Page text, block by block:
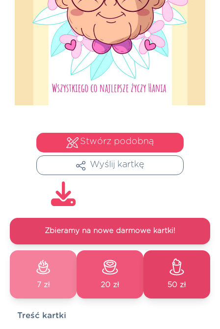
Stwórz podobną
Wyślij kartkę
Zbieramy na nowe darmowe kartki!
7 zł 20 zł 50 zł
Treść kartki